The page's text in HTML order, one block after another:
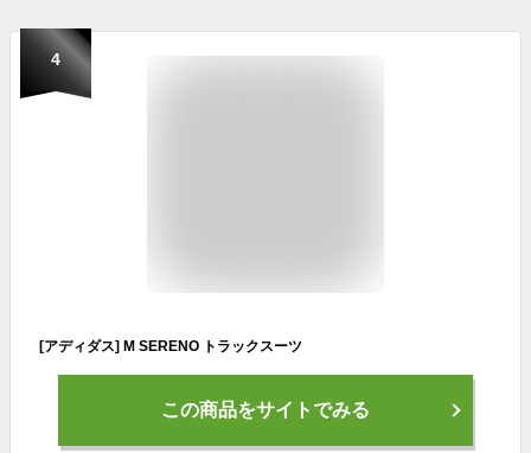
4
[アディダス] M SERENO トラックスーツ
この商品をサイトでみる